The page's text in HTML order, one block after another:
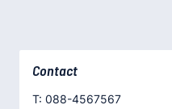
Contact
T: 088-4567567